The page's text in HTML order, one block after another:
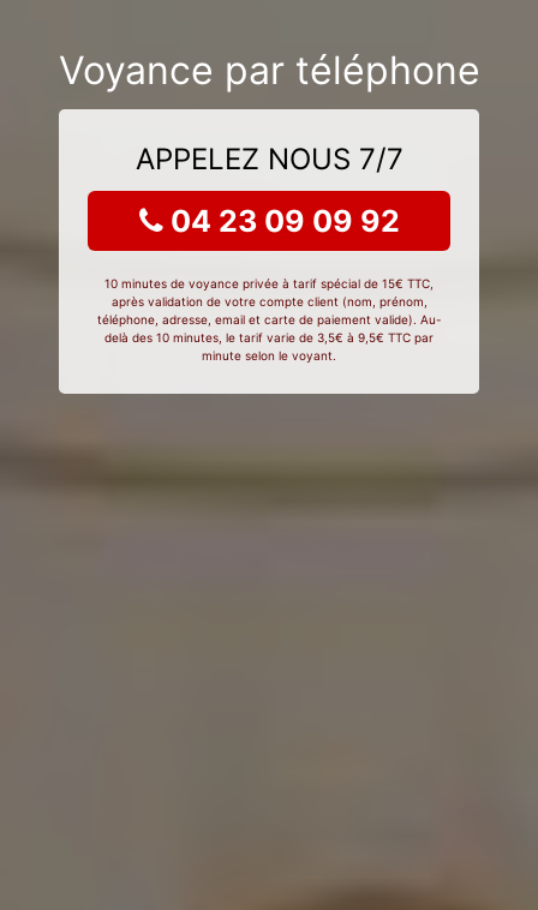
Voyance par téléphone
APPELEZ NOUS 7/7
04 23 09 09 92
10 minutes de voyance privée à tarif spécial de 15€ TTC,
après validation de votre compte client (nom, prénom,
téléphone, adresse, email et carte de paiement valide). Au-
delà des 10 minutes, le tarif varie de 3,5€ à 9,5€ TTC par
minute selon le voyant.